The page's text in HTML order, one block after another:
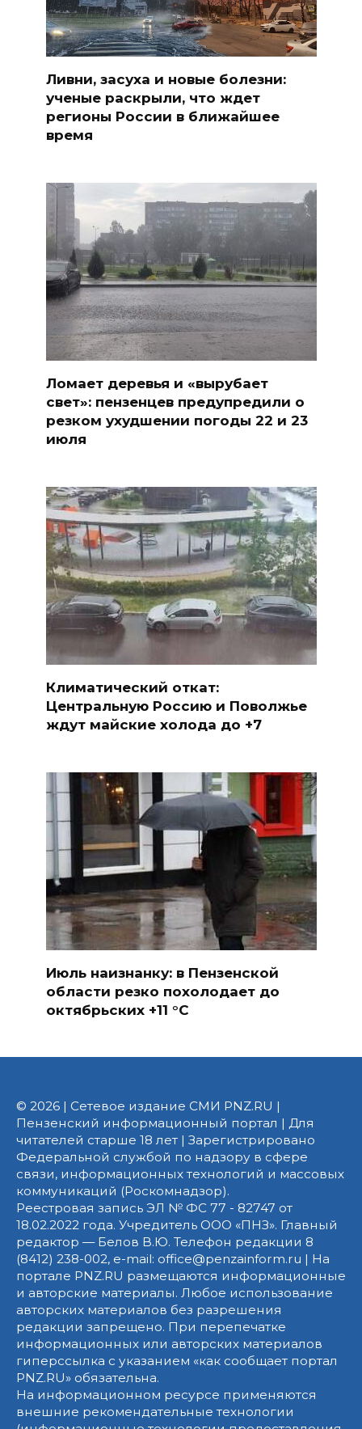
Ливни, засуха и новые болезни:
ученые раскрыли, что ждет
регионы России в ближайшее
время
Ломает деревья и «вырубает
свет»: пензенцев предупредили о
резком ухудшении погоды 22 и 23
июля
Климатический откат:
Центральную Россию и Поволжье
ждут майские холода до +7
Июль наизнанку: в Пензенской
области резко похолодает до
октябрьских +11 °C
© 2026 | Сетевое издание СМИ PNZ.RU |
Пензенский информационный портал | Для
читателей старше 18 лет | Зарегистрировано
Федеральной службой по надзору в сфере
связи, информационных технологий и массовых
коммуникаций (Роскомнадзор).
Реестровая запись ЭЛ № ФС 77 - 82747 от
18.02.2022 года. Учредитель ООО «ПНЗ». Главный
редактор — Белов В.Ю. Телефон редакции 8
(8412) 238-002, e-mail: office@penzainform.ru | На
портале PNZ.RU размещаются информационные
и авторские материалы. Любое использование
авторских материалов без разрешения
редакции запрещено. При перепечатке
информационных или авторских материалов
гиперссылка с указанием «как сообщает портал
PNZ.RU» обязательна.
На информационном ресурсе применяются
внешние рекомендательные технологии